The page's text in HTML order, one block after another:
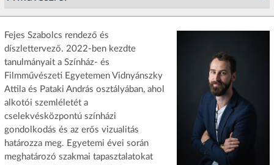
Fejes Szabolcs rendező és
díszlettervező. 2022-ben kezdte
tanulmányait a Színház- és
Filmművészeti Egyetemen Vidnyánszky
Attila és Pataki András osztályában, ahol
alkotói szemléletét a
cselekvésközpontú színházi
gondolkodás és az erős vizualitás
határozza meg. Egyetemi évei során
meghatározó szakmai tapasztalatokat